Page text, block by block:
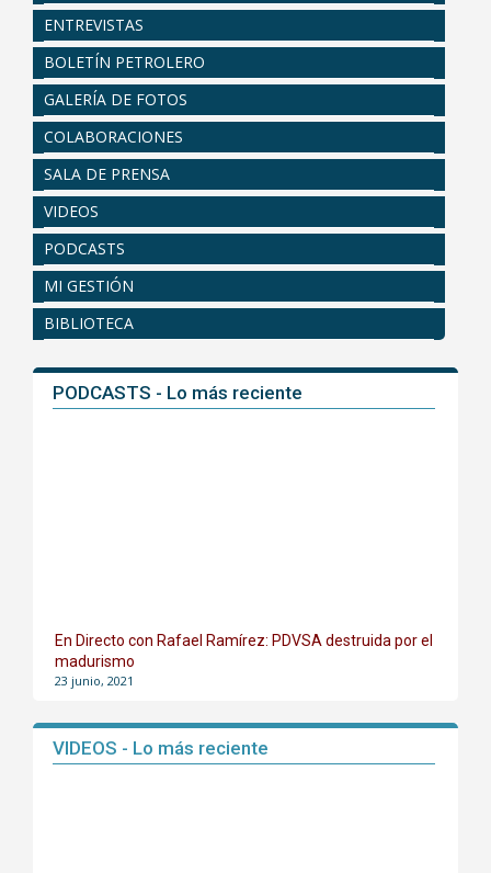
ENTREVISTAS
BOLETÍN PETROLERO
GALERÍA DE FOTOS
COLABORACIONES
SALA DE PRENSA
VIDEOS
PODCASTS
MI GESTIÓN
BIBLIOTECA
PODCASTS - Lo más reciente
En Directo con Rafael Ramírez: PDVSA destruida por el
madurismo
23 junio, 2021
VIDEOS - Lo más reciente